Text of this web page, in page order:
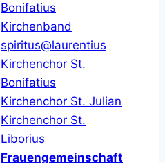
Bonifatius
Kirchenband
spiritus@laurentius
Kirchenchor St.
Bonifatius
Kirchenchor St. Julian
Kirchenchor St.
Liborius
Frauengemeinschaft